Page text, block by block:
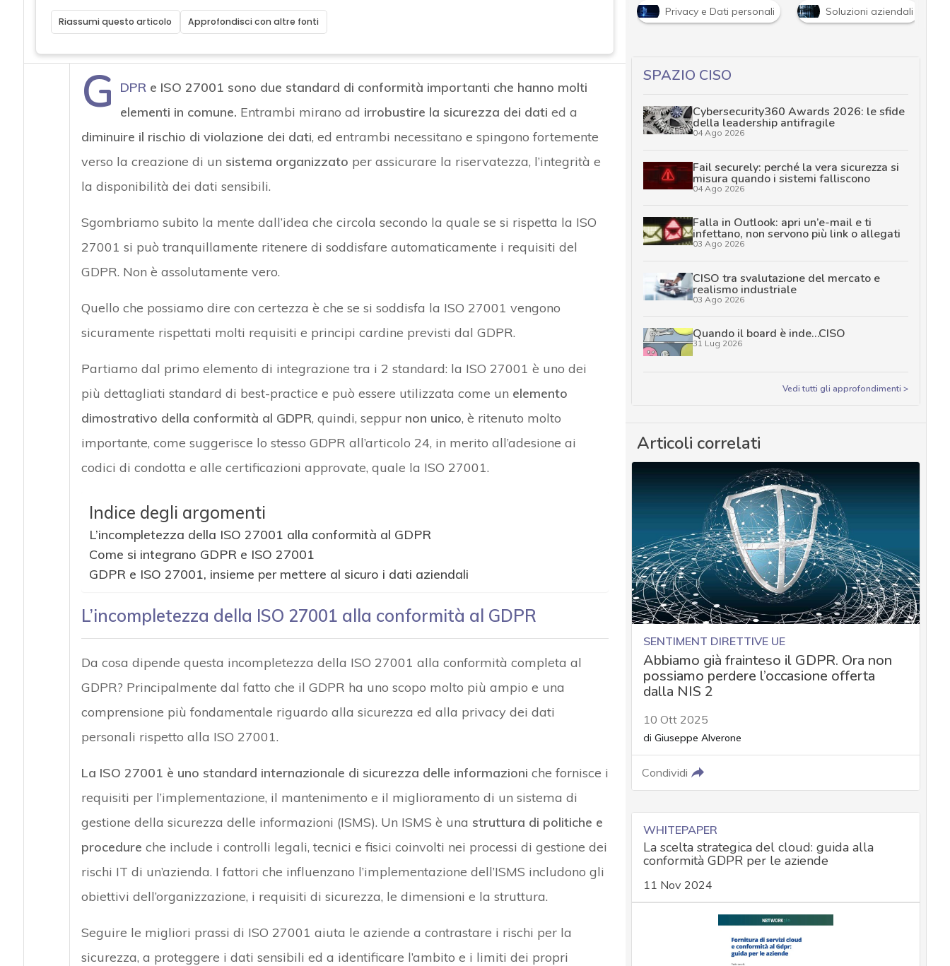
Riassumi questo articolo Approfondisci con altre fonti
G DPRe ISO 27001 sono due standard di conformità importanti che hanno molti
elementi in comune. Entrambi mirano ad irrobustire la sicurezza dei dati ed a
diminuire il rischio di violazione dei dati, ed entrambi necessitano e spingono fortemente
verso la creazione di un sistema organizzato per assicurare la riservatezza, l’integrità e
la disponibilità dei dati sensibili.
Sgombriamo subito la mente dall’idea che circola secondo la quale se si rispetta la ISO
27001 si può tranquillamente ritenere di soddisfare automaticamente i requisiti del
GDPR. Non è assolutamente vero.
Quello che possiamo dire con certezza è che se si soddisfa la ISO 27001 vengono
sicuramente rispettati molti requisiti e principi cardine previsti dal GDPR.
Partiamo dal primo elemento di integrazione tra i 2 standard: la ISO 27001 è uno dei
più dettagliati standard di best-practice e può essere utilizzata come un elemento
dimostrativo della conformità al GDPR, quindi, seppur non unico, è ritenuto molto
importante, come suggerisce lo stesso GDPR all’articolo 24, in merito all’adesione ai
codici di condotta e alle certificazioni approvate, quale la ISO 27001.
Indice degli argomenti
L’incompletezza della ISO 27001 alla conformità al GDPR
Come si integrano GDPR e ISO 27001
GDPR e ISO 27001, insieme per mettere al sicuro i dati aziendali
L’incompletezza della ISO 27001 alla conformità al GDPR
Da cosa dipende questa incompletezza della ISO 27001 alla conformità completa al
GDPR? Principalmente dal fatto che il GDPR ha uno scopo molto più ampio e una
comprensione più fondamentale riguardo alla sicurezza ed alla privacy dei dati
personali rispetto alla ISO 27001.
La ISO 27001 è uno standard internazionale di sicurezza delle informazioni che fornisce i
requisiti per l’implementazione, il mantenimento e il miglioramento di un sistema di
gestione della sicurezza delle informazioni (ISMS). Un ISMS è una struttura di politiche e
procedure che include i controlli legali, tecnici e fisici coinvolti nei processi di gestione dei
rischi IT di un’azienda. I fattori che influenzano l’implementazione dell’ISMS includono gli
obiettivi dell’organizzazione, i requisiti di sicurezza, le dimensioni e la struttura.
Seguire le migliori prassi di ISO 27001 aiuta le aziende a contrastare i rischi per la
sicurezza, a proteggere i dati sensibili ed a identificare l’ambito e i limiti dei propri
Privacy e Dati personali Soluzioni aziendali
SPAZIO CISO
Cybersecurity360 Awards 2026: le sfide
della leadership antifragile
04 Ago 2026
Fail securely: perché la vera sicurezza si
misura quando i sistemi falliscono
04 Ago 2026
Falla in Outlook: apri un’e-mail e ti
infettano, non servono più link o allegati
03 Ago 2026
CISO tra svalutazione del mercato e
realismo industriale
03 Ago 2026
Quando il board è inde…CISO
31 Lug 2026
Vedi tutti gli approfondimenti >
Articoli correlati
SENTIMENT DIRETTIVE UE
Abbiamo già frainteso il GDPR. Ora non
possiamo perdere l’occasione offerta
dalla NIS 2
10 Ott 2025
di Giuseppe Alverone
Condividi
WHITEPAPER
La scelta strategica del cloud: guida alla
conformità GDPR per le aziende
11 Nov 2024